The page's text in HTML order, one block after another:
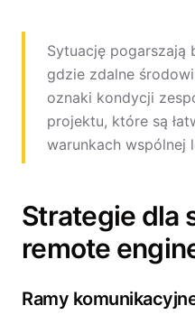
Sytuację pogarszają
gdzie zdalne
oznaki kondycji
projektu, które są
warunkach wspólnej
Strategie dla
remote
Ramy